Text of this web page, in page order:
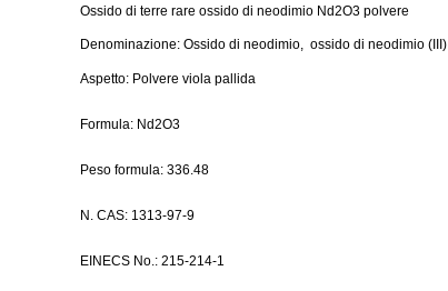
Ossido di terre rare ossido di neodimio Nd2O3 polvere
Denominazione: Ossido di neodimio, ossido di neodimio (III)
Aspetto: Polvere viola pallida
Formula: Nd2O3
Peso formula: 336.48
N. CAS: 1313-97-9
EINECS No.: 215-214-1